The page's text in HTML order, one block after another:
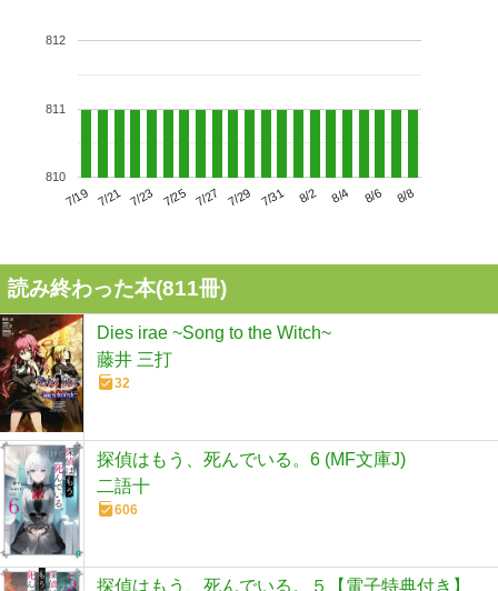
7/19 7/21 7/23 7/25 7/27 7/29 7/31 8/2 8/4 8/6 8/8
810
811
812
読み終わった本(811冊)
Dies irae ~Song to the Witch~
藤井 三打
32
探偵はもう、死んでいる。6 (MF文庫J)
二語十
606
探偵はもう、死んでいる。５【電子特典付き】